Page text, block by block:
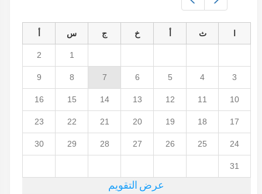
ث خ ج س
1
2
3
4
5
6
7
8
9
10
11
12
13
14
15
16
17
18
19
20
21
22
23
24
25
26
27
28
29
30
31
عرض التقويم